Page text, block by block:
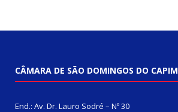
CÂMARA DE SÃO DOMINGOS DO CAPIM
End.: Av. Dr. Lauro Sodré – Nº 30